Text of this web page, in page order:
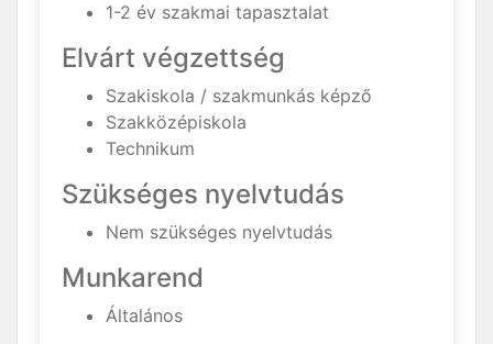
1-2 év szakmai tapasztalat
Elvárt végzettség
Szakiskola / szakmunkás képző
Szakközépiskola
Technikum
Szükséges nyelvtudás
Nem szükséges nyelvtudás
Munkarend
Általános